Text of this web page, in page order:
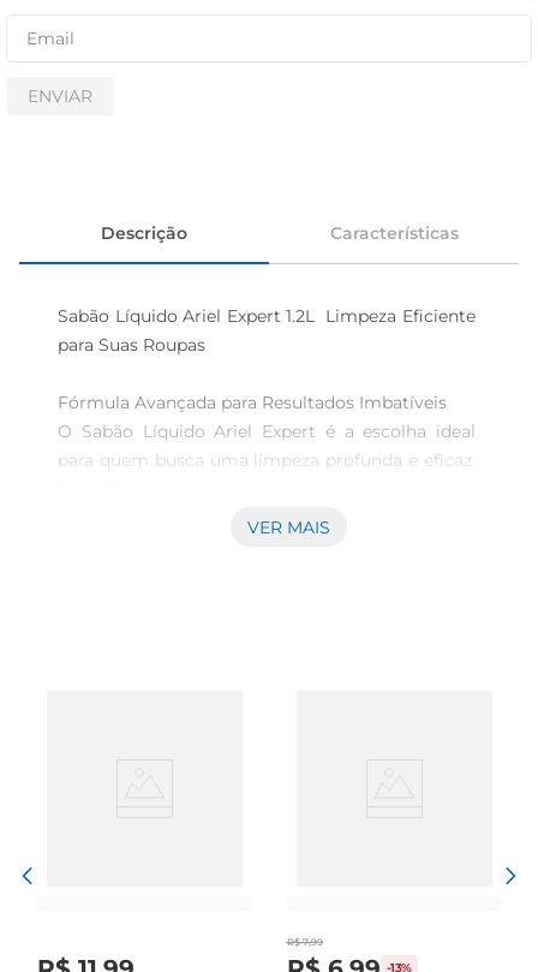
ENVIAR
Descrição Características
Sabão Líquido Ariel Expert 1.2L  Limpeza Eficiente
para Suas Roupas
Fórmula Avançada para Resultados Imbatíveis
O Sabão Líquido Ariel Expert é a escolha ideal
para quem busca uma limpeza profunda e eficaz.
foidesenvolvida para remover as manchas mais
tecidos, eliminando sujeiras e manchas de forma
VER MAIS
R$ 7,99
-13%